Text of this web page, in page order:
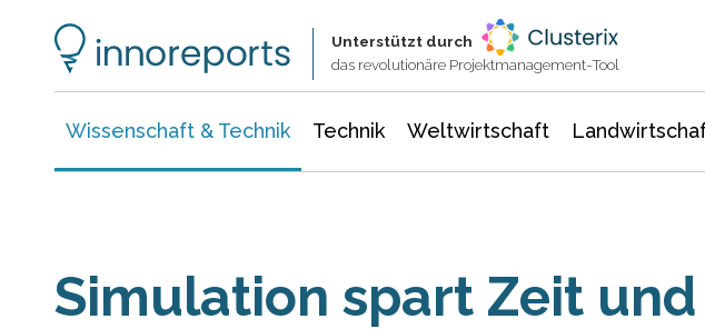
Unterstützt durch
das revolutionäre Projektmanagement-Tool
Wissenschaft & Technik Technik Weltwirtschaft
Simulation spart Zeit und